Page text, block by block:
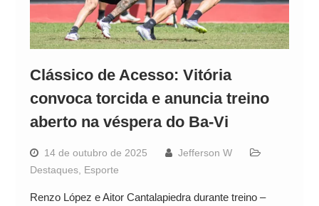
Clássico de Acesso: Vitória
convoca torcida e anuncia treino
aberto na véspera do Ba-Vi
14 de outubro de 2025
Jefferson W
Destaques, Esporte
Renzo López e Aitor Cantalapiedra durante treino –